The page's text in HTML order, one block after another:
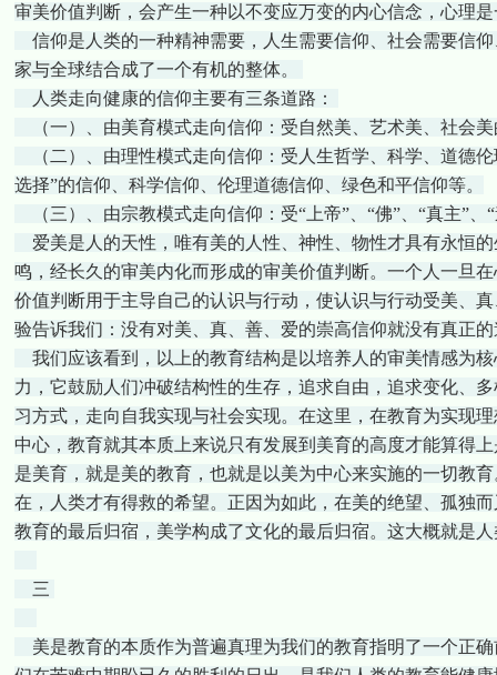
审美价值判断，会产生一种以不变应万变的内心信念，心理
信仰是人类的一种精神需要，人生需要信仰、社会需要信
家与全球结合成了一个有机的整体。
人类走向健康的信仰主要有三条道路：
（一）、由美育模式走向信仰：受自然美、艺术美、社会
（二）、由理性模式走向信仰：受人生哲学、科学、道德
选择”的信仰、科学信仰、伦理道德信仰、绿色和平信仰等。
（三）、由宗教模式走向信仰：受“上帝”、“佛”、“真主”
爱美是人的天性，唯有美的人性、神性、物性才具有永恒
鸣，经长久的审美内化而形成的审美价值判断。一个人一旦
价值判断用于主导自己的认识与行动，使认识与行动受美、
验告诉我们：没有对美、真、善、爱的崇高信仰就没有真正
我们应该看到，以上的教育结构是以培养人的审美情感为
力，它鼓励人们冲破结构性的生存，追求自由，追求变化、
习方式，走向自我实现与社会实现。在这里，在教育为实现
中心，教育就其本质上来说只有发展到美育的高度才能算得
是美育，就是美的教育，也就是以美为中心来实施的一切教
在，人类才有得救的希望。正因为如此，在美的绝望、孤独
教育的最后归宿，美学构成了文化的最后归宿。这大概就是
三
美是教育的本质作为普遍真理为我们的教育指明了一个正